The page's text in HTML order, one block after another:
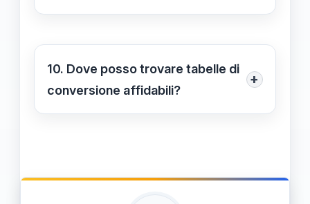
Un'oncia di zucchero pesa circa
notevolmente rispetto a un'oncia di
farina, che ha una densità diversa.
10. Dove posso trovare tabelle di
conversione affidabili?
+
Puoi trovare tabelle di conversione
Assicurati di utilizzare fonti rispettabili